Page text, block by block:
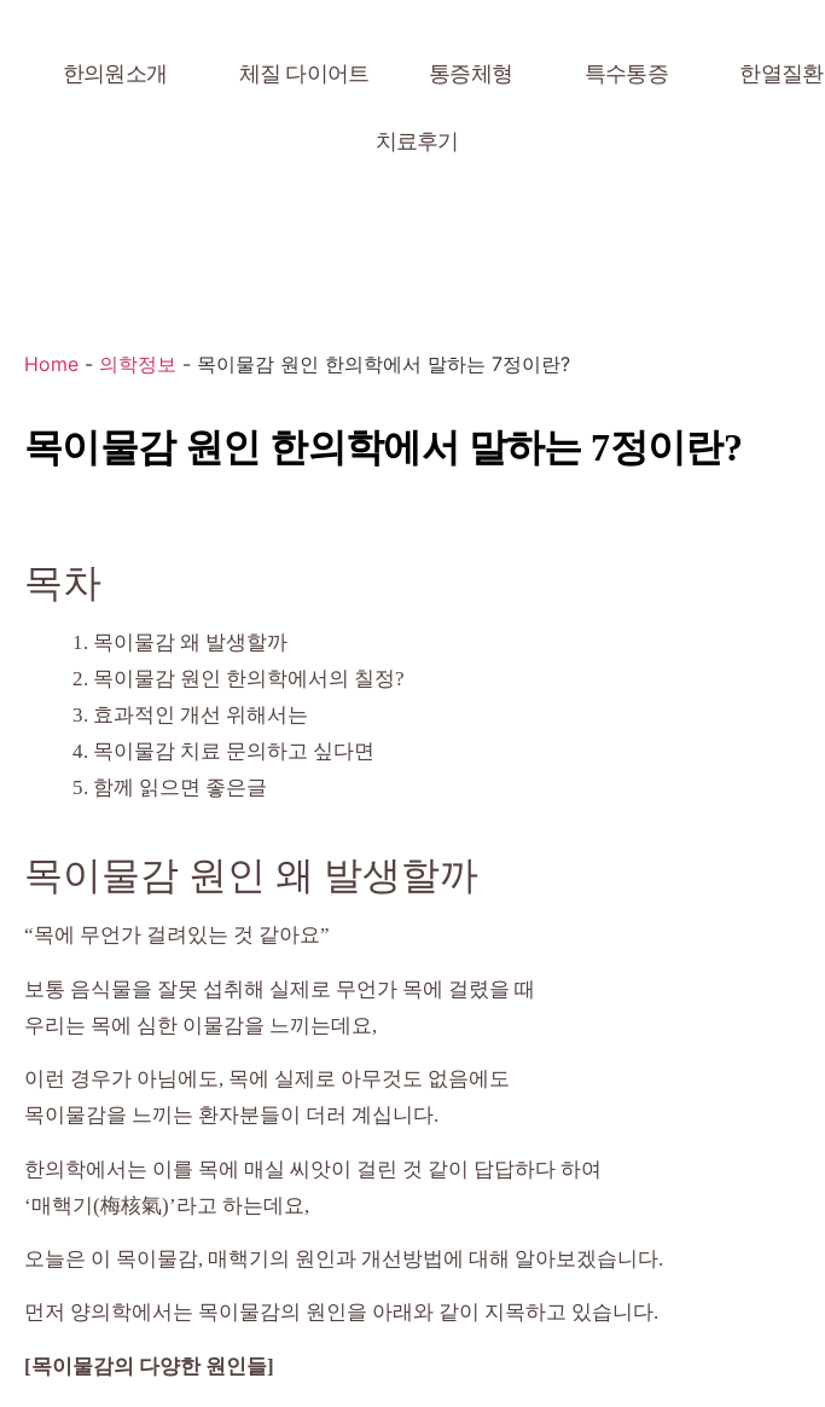
한의원소개 체질 다이어트 통증체형 특수통증 한열질환
치료후기
Home - 의학정보 - 목이물감 원인 한의학에서 말하는 7정이란?
목이물감 원인 한의학에서 말하는 7정이란?
목차
목이물감 왜 발생할까
목이물감 원인 한의학에서의 칠정?
효과적인 개선 위해서는
목이물감 치료 문의하고 싶다면
함께 읽으면 좋은글
목이물감 원인 왜 발생할까
“목에 무언가 걸려있는 것 같아요”
보통 음식물을 잘못 섭취해 실제로 무언가 목에 걸렸을 때
우리는 목에 심한 이물감을 느끼는데요,
이런 경우가 아님에도, 목에 실제로 아무것도 없음에도
목이물감을 느끼는 환자분들이 더러 계십니다.
한의학에서는 이를 목에 매실 씨앗이 걸린 것 같이 답답하다 하여
‘매핵기(梅核氣)’라고 하는데요,
오늘은 이 목이물감, 매핵기의 원인과 개선방법에 대해 알아보겠습니다.
먼저 양의학에서는 목이물감의 원인을 아래와 같이 지목하고 있습니다.
[목이물감의 다양한 원인들]